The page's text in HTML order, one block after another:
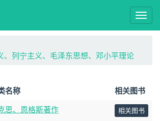
、列宁主义、毛泽东思想、邓小平理论
名称
相关图书
思、恩格斯著作 相关图书